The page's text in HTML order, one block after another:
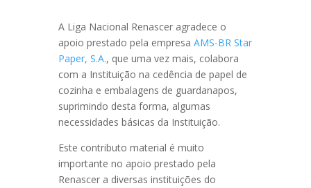
A Liga Nacional Renascer agradece o
apoio prestado pela empresa AMS-BR Star
Paper, S.A., que uma vez mais, colabora
com a Instituição na cedência de papel de
cozinha e embalagens de guardanapos,
suprimindo desta forma, algumas
necessidades básicas da Instituição.
Este contributo material é muito
importante no apoio prestado pela
Renascer a diversas instituições do